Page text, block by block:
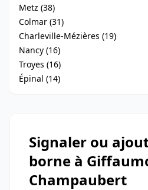
Metz (38)
Colmar (31)
Charleville-Mézières (19)
Nancy (16)
Troyes (16)
Épinal (14)
Signaler ou
borne à
Champaubert